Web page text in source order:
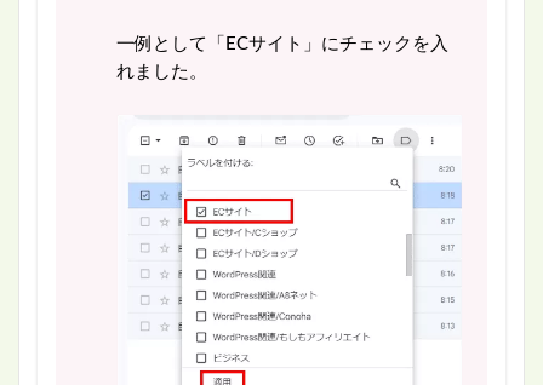
一例として「ECサイト」にチェックを入
れました。